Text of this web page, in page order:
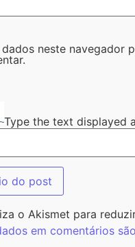
dados neste navegador
Type the text displayed
o Akismet para
em comentários